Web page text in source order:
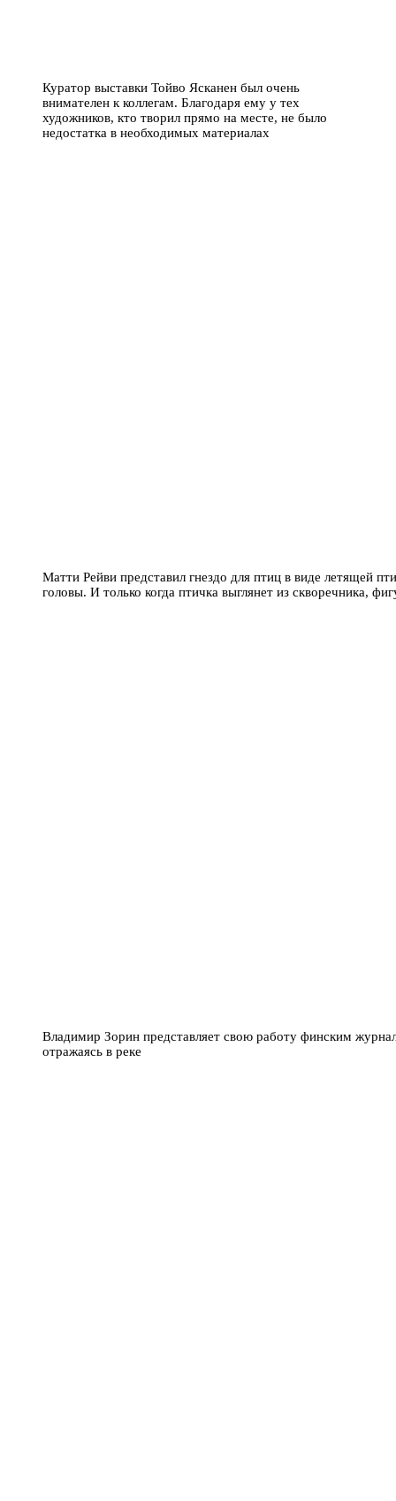
Куратор выставки Тойво Ясканен был очень
внимателен к коллегам. Благодаря ему у тех
художников, кто творил прямо на месте, не было
недостатка в необходимых материалах
Матти Рейви представил гнездо для птиц в виде летящей
головы. И только когда птичка выглянет из скворечника,
Владимир Зорин представляет свою работу финским
отражаясь в реке